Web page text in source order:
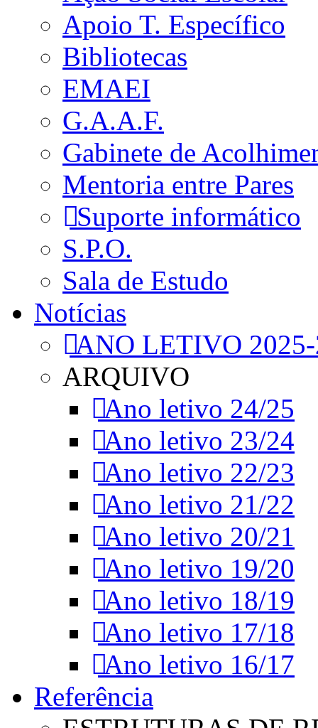
Apoio T. Específico
Bibliotecas
EMAEI
G.A.A.F.
Gabinete de
Mentoria entre Pares
Suporte informático
S.P.O.
Sala de Estudo
Notícias
ANO LETIVO
ARQUIVO
Ano letivo 24/25
Ano letivo 23/24
Ano letivo 22/23
Ano letivo 21/22
Ano letivo 20/21
Ano letivo 19/20
Ano letivo 18/19
Ano letivo 17/18
Ano letivo 16/17
Referência